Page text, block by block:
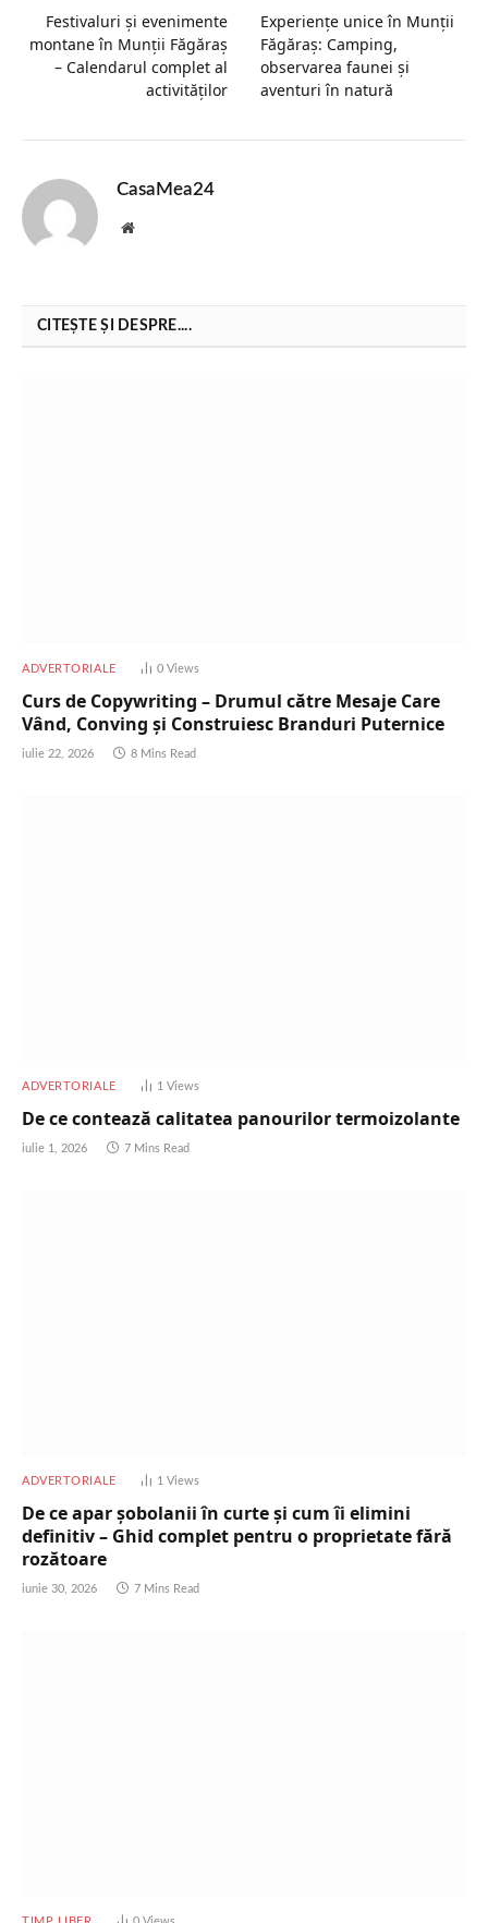
Festivaluri și evenimente
montane în Munții Făgăraș
– Calendarul complet al
activităților
Experiențe unice în Munții
Făgăraș: Camping,
observarea faunei și
aventuri în natură
CasaMea24
Website
CITEȘTE ȘI DESPRE....
ADVERTORIALE 0 Views
Curs de Copywriting – Drumul către Mesaje Care
Vând, Conving și Construiesc Branduri Puternice
iulie 22, 2026 8 Mins Read
ADVERTORIALE 1 Views
De ce contează calitatea panourilor termoizolante
iulie 1, 2026 7 Mins Read
ADVERTORIALE 1 Views
De ce apar șobolanii în curte și cum îi elimini
definitiv – Ghid complet pentru o proprietate fără
rozătoare
iunie 30, 2026 7 Mins Read